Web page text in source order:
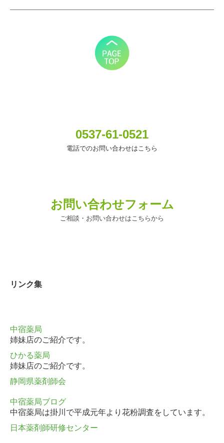
0537-61-0521
電話でのお問い合わせはこちら
お問い合わせフォーム
ご相談・お問い合わせはこちらから
リンク集
中宿薬局
姉妹店のご紹介です。
ひかる薬局
姉妹店のご紹介です。
静岡県薬剤師会
中宿薬局ブログ
中宿薬局は掛川で平成元年より花粉調査をしています。
日本薬剤師研修センター